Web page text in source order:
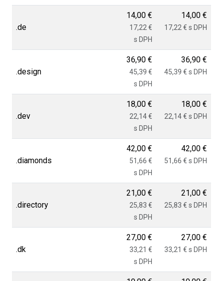
.de
14,00 €
17,22 €
s DPH
14,00 €
17,22 € s DPH
.design
36,90 €
45,39 €
s DPH
36,90 €
45,39 € s DPH
.dev
18,00 €
22,14 €
s DPH
18,00 €
22,14 € s DPH
.diamonds
42,00 €
51,66 €
s DPH
42,00 €
51,66 € s DPH
.directory
21,00 €
25,83 €
s DPH
21,00 €
25,83 € s DPH
.dk
27,00 €
33,21 €
s DPH
27,00 €
33,21 € s DPH